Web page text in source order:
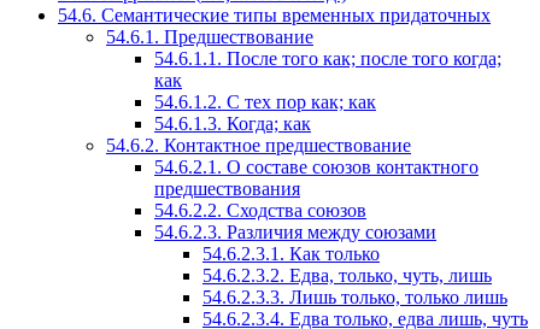
54.6. Семантические типы временных придаточных
54.6.1. Предшествование
54.6.1.1. После того как; после того когда;
как
54.6.1.2. С тех пор как; как
54.6.1.3. Когда; как
54.6.2. Контактное предшествование
54.6.2.1. О составе союзов контактного
предшествования
54.6.2.2. Сходства союзов
54.6.2.3. Различия между союзами
54.6.2.3.1. Как только
54.6.2.3.2. Едва, только, чуть, лишь
54.6.2.3.3. Лишь только, только лишь
54.6.2.3.4. Едва только, едва лишь, чуть